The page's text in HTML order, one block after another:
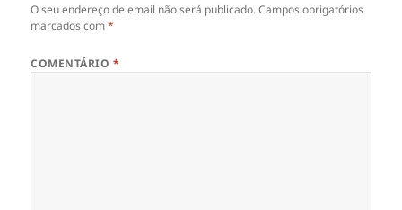
O seu endereço de email não será publicado. Campos obrigatórios
marcados com*
COMENTÁRIO *